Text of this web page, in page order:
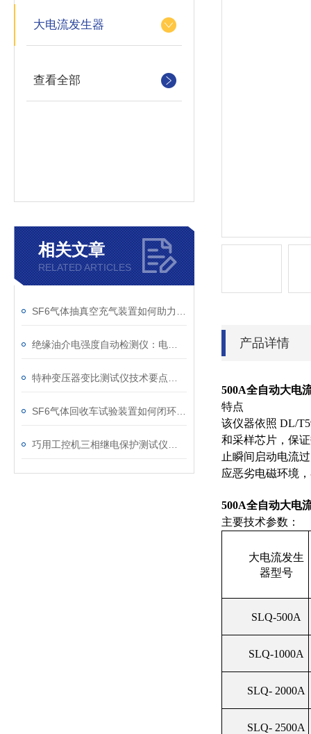
大电流发生器
查看全部
相关文章
RELATED ARTICLES
产品详情
500A全自动大电
特点
该仪器依照 DL/
和采样芯片，保
止瞬间启动电流
应恶劣电磁环境
500A全自动大电
主要技术参数：
大电流发生
器型号
SLQ-500A
SLQ-1000A
SLQ- 2000A
SLQ- 2500A